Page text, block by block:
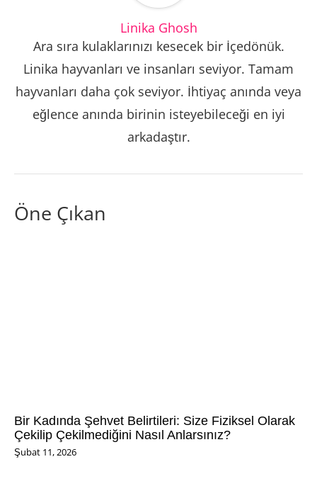
Linika Ghosh
Ara sıra kulaklarınızı kesecek bir İçedönük.
Linika hayvanları ve insanları seviyor. Tamam
hayvanları daha çok seviyor. İhtiyaç anında veya
eğlence anında birinin isteyebileceği en iyi
arkadaştır.
Öne Çıkan
Bir Kadında Şehvet Belirtileri: Size Fiziksel Olarak
Çekilip Çekilmediğini Nasıl Anlarsınız?
Şubat 11, 2026